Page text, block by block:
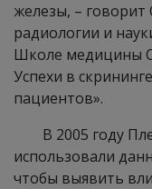
железы, – говорит
радиологии и
Школе медицины
Успехи в
пациентов».
В 2005 году
использовали
чтобы выявить